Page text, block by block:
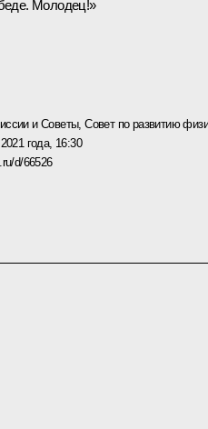
Молодец!»
и Советы,Совет по развитию
года, 16:30
d/66526